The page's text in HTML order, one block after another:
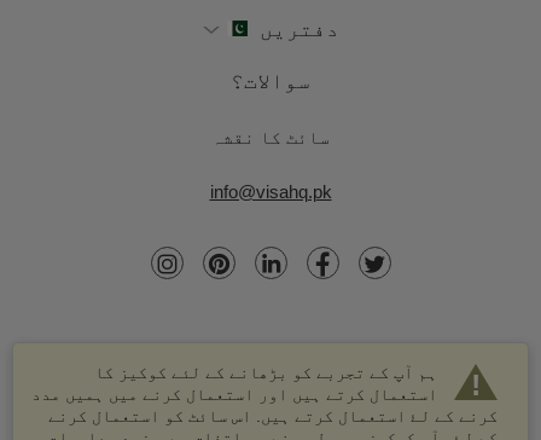
ہم آپ کے تجربے کو بڑھانے کے لئے کوکیز کا
استعمال کرتے ہیں اور استعمال کرنے میں ہمیں مدد
کرنے کے لۓ استعمال کرتے ہیں. اس سائٹ کو استعمال کرنے
دفتریں
سوالات؟
سائٹ کا نقشہ
info@visahq.pk